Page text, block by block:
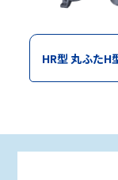
HR型 丸ふたH